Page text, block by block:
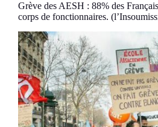
Grève des AESH : 88% des
corps de fonctionnaires.